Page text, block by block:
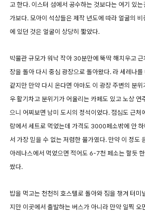
고 한다. 이스터 섬에서 공수하는 것보다는 여기 있
가보다. 모아이 석상들은 제작 년도에 따라 얼굴의
에 있던 것은 얼굴이 상당히 짧았다.
박물관 규모가 워낙 작아 30분만에 뚝딱 해치우고
장을 돌아 다시 중심 광장으로 돌아왔다. 라 세레나
같지만 만약 다시 온다면 아마도 이 광장 주변의 분
우 활기차고 분위기가 어울리는 카페도 있고 노상 연
으니 어찌보면 남미 도시의 정석이었다. 점심도 근처
랑에서 세트로 먹었는데 가격도 3000페소밖에 안
서 가장 믿을 수 없는 저렴한 물가였다. 만약 이 정도
아레나스에서 먹었으면 적어도 6-7천 페소는 할듯
쌌다.
밥을 먹고는 천천히 호스텔로 돌아와 짐을 챙겨 터미
지만 이곳에서 출발하는 버스가 아니라 만약 일찍 오